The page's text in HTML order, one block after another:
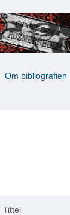
Om bibliografien
Tittel